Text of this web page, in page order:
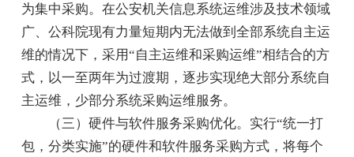
为集中采购。在公安机关信息系统运维涉及技术领域
广、公科院现有力量短期内无法做到全部系统自主运
维的情况下，采用“自主运维和采购运维”相结合的方
式，以一至两年为过渡期，逐步实现绝大部分系统自
主运维，少部分系统采购运维服务。
（三）硬件与软件服务采购优化。实行“统一打
包，分类实施”的硬件和软件服务采购方式，将每个